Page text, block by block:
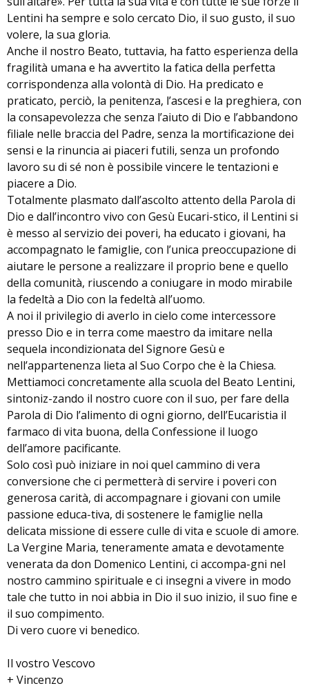
Lentini ha sempre e solo cercato Dio, il suo gusto, il suo
volere, la sua gloria.
Anche il nostro Beato, tuttavia, ha fatto esperienza della
fragilità umana e ha avvertito la fatica della perfetta
corrispondenza alla volontà di Dio. Ha predicato e
praticato, perciò, la penitenza, l’ascesi e la preghiera, con
la consapevolezza che senza l’aiuto di Dio e l’abbandono
filiale nelle braccia del Padre, senza la mortificazione dei
sensi e la rinuncia ai piaceri futili, senza un profondo
lavoro su di sé non è possibile vincere le tentazioni e
piacere a Dio.
Totalmente plasmato dall’ascolto attento della Parola di
Dio e dall’incontro vivo con Gesù Eucari-stico, il Lentini si
è messo al servizio dei poveri, ha educato i giovani, ha
accompagnato le famiglie, con l’unica preoccupazione di
aiutare le persone a realizzare il proprio bene e quello
della comunità, riuscendo a coniugare in modo mirabile
la fedeltà a Dio con la fedeltà all’uomo.
A noi il privilegio di averlo in cielo come intercessore
presso Dio e in terra come maestro da imitare nella
sequela incondizionata del Signore Gesù e
nell’appartenenza lieta al Suo Corpo che è la Chiesa.
Mettiamoci concretamente alla scuola del Beato Lentini,
sintoniz-zando il nostro cuore con il suo, per fare della
Parola di Dio l’alimento di ogni giorno, dell’Eucaristia il
farmaco di vita buona, della Confessione il luogo
dell’amore pacificante.
Solo così può iniziare in noi quel cammino di vera
conversione che ci permetterà di servire i poveri con
generosa carità, di accompagnare i giovani con umile
passione educa-tiva, di sostenere le famiglie nella
delicata missione di essere culle di vita e scuole di amore.
La Vergine Maria, teneramente amata e devotamente
venerata da don Domenico Lentini, ci accompa-gni nel
nostro cammino spirituale e ci insegni a vivere in modo
tale che tutto in noi abbia in Dio il suo inizio, il suo fine e
il suo compimento.
Di vero cuore vi benedico.
Il vostro Vescovo
+ Vincenzo